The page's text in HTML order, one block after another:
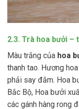
2.3. Trà hoa bưởi –
Màu trắng của hoa
thanh tao. Hương
phải say đắm. Hoa
Bắc Bộ, Hoa bưởi
các gánh hàng rong